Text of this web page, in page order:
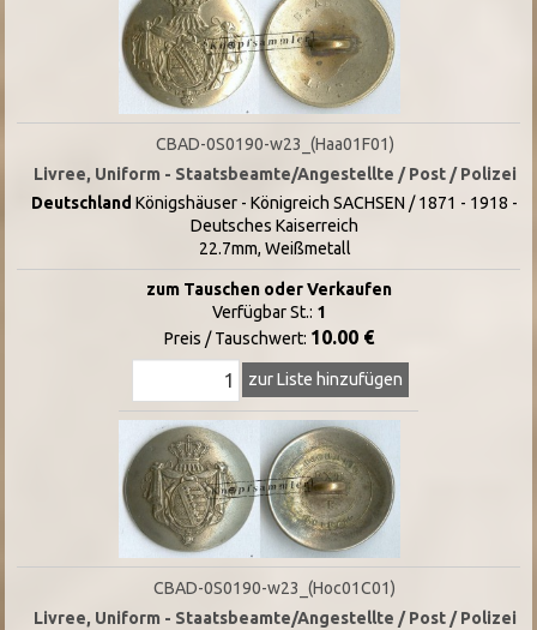
CBAD-0S0190-w23_(Haa01F01)
Livree, Uniform - Staatsbeamte/Angestellte / Post / Polizei
Deutschland Königshäuser - Königreich SACHSEN / 1871 - 1918 -
Deutsches Kaiserreich
22.7mm, Weißmetall
zum Tauschen oder Verkaufen
Verfügbar St.: 1
Preis / Tauschwert: 10.00 €
zur Liste hinzufügen
CBAD-0S0190-w23_(Hoc01C01)
Livree, Uniform - Staatsbeamte/Angestellte / Post / Polizei